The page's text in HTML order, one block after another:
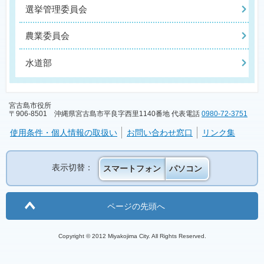
選挙管理委員会
農業委員会
水道部
宮古島市役所
〒906-8501 沖縄県宮古島市平良字西里1140番地 代表電話 0980-72-3751
使用条件・個人情報の取扱い お問い合わせ窓口 リンク集
表示切替： スマートフォン パソコン
ページの先頭へ
Copyright © 2012 Miyakojima City. All Rights Reserved.